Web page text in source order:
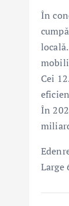
În
Cei
În
Large